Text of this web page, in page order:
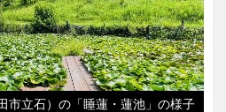
市立石）の「睡蓮・蓮池」の様子